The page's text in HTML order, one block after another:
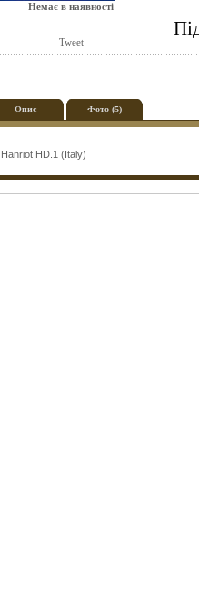
Немає в наявності
Tweet
Опис Фото (5)
Hanriot HD.1 (Italy)